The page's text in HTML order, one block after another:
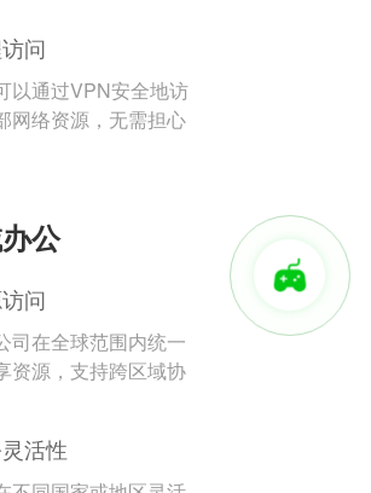
问
以通过VPN安全地访
网络资源，无需担心
公
问
司在全球范围内统一
资源，支持跨区域协
活性